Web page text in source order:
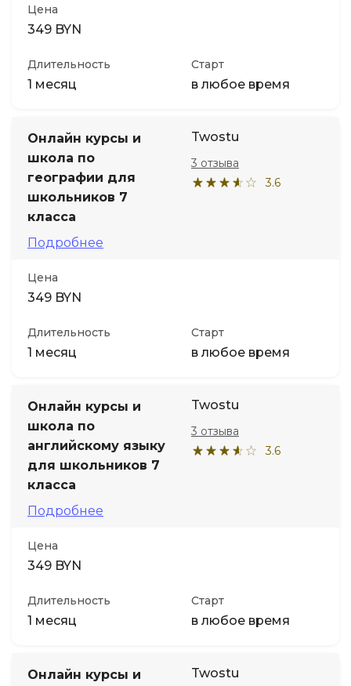
Цена
349 BYN
Длительность
1 месяц
Старт
в любое время
Онлайн курсы и
школа по
географии для
школьников 7
класса
Подробнее
Twostu
3.6
3 отзыва
Цена
349 BYN
Длительность
1 месяц
Старт
в любое время
Онлайн курсы и
школа по
английскому языку
для школьников 7
класса
Подробнее
Twostu
3.6
3 отзыва
Цена
349 BYN
Длительность
1 месяц
Старт
в любое время
Онлайн курсы и
Twostu